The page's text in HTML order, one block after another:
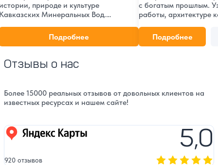
природе и культуре
Минеральных Вод.
программы.
Подробнее
с богатым прошлым.
работы, архитектуре
посещения. Фото,
интересные факты о
Подробнее
Отзывы о нас
Более 15000 реальных отзывов от довольных клиентов на
известных ресурсах и нашем сайте!
Яндекс карты 5,0
920 отзывов